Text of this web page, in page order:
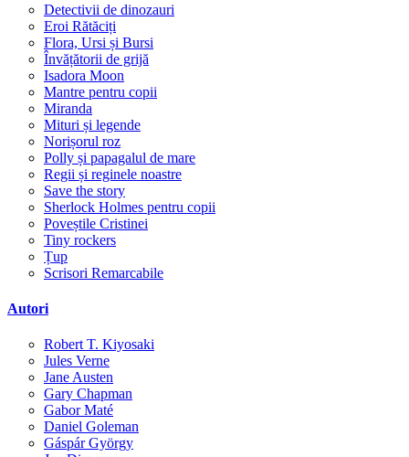
Detectivii de dinozauri
Eroi Rătăciți
Flora, Ursi și Bursi
Învățătorii de grijă
Isadora Moon
Mantre pentru copii
Miranda
Mituri și legende
Norișorul roz
Polly și papagalul de mare
Regii și reginele noastre
Save the story
Sherlock Holmes pentru copii
Poveștile Cristinei
Tiny rockers
Țup
Scrisori Remarcabile
Autori
Robert T. Kiyosaki
Jules Verne
Jane Austen
Gary Chapman
Gabor Maté
Daniel Goleman
Gáspár György